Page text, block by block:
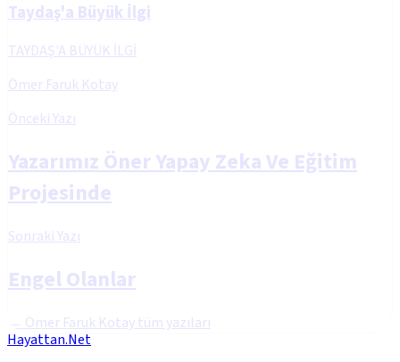
Taydaş'a Büyük İlgi
TAYDAŞ'A BÜYÜK İLGİ
Ömer Faruk Kotay
Önceki Yazı
Yazarımız Öner Yapay Zeka Ve Eğitim
Projesinde
Sonraki Yazı
Engel Olanlar
← Ömer Faruk Kotaytüm yazıları
Hayattan.Net